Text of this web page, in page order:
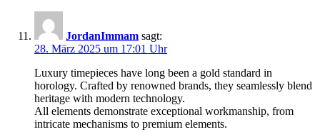
JordanImmam sagt:
28. März 2025 um 17:01 Uhr
Luxury timepieces have long been a gold standard in
horology. Crafted by renowned brands, they seamlessly blend
heritage with modern technology.
All elements demonstrate exceptional workmanship, from
intricate mechanisms to premium elements.